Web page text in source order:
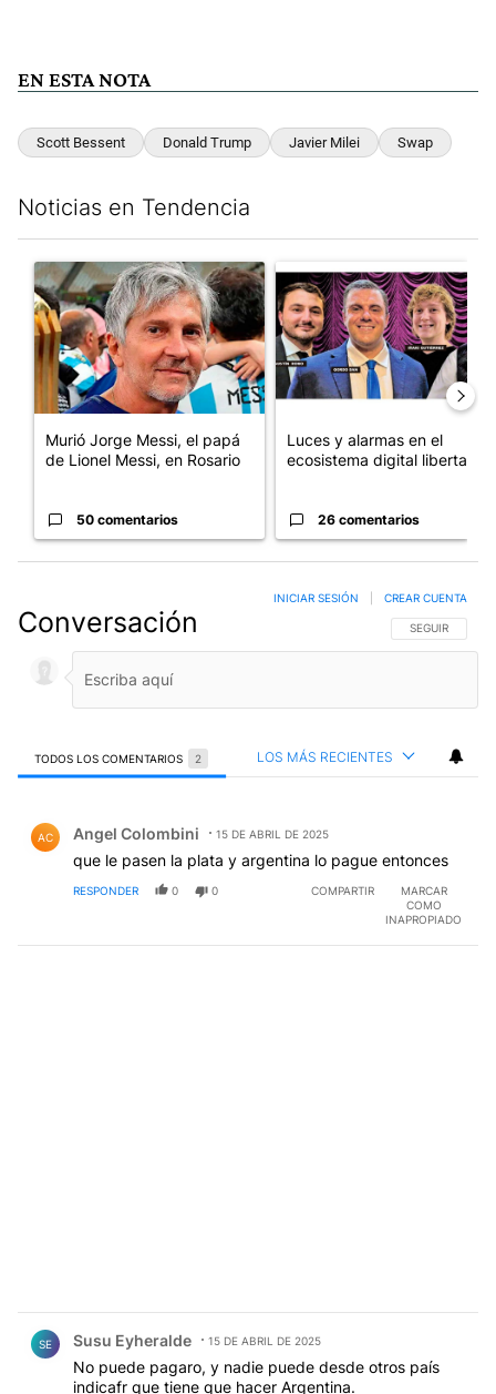
EN ESTA NOTA
Scott Bessent Donald Trump Javier Milei Swap
Noticias en Tendencia
Un artículo de tendencia con el título "Murió Jorge Messi, el
Murió Jorge Messi, el papá
de Lionel Messi, en Rosario
50 comentarios
Un artículo de tendencia con
Luces y alarmas en el
ecosistema digital libertario
26 comentarios
Conversación SIGA ESTA
SEGUIR
INICIAR SESIÓN CREAR CUENTA
TODOS LOS COMENTARIOS 2 LOS MÁS RECIENTES
AC Angel Colombini 15 DE ABRIL DE 2025
que le pasen la plata y argentina lo pague entonces
RESPONDER 0 0 COMPARTIR
MARCAR
COMO
INAPROPIADO
SE Susu Eyheralde 15 DE ABRIL DE 2025
No puede pagaro, y nadie puede desde otros país
indicafr que tiene que hacer Argentina.